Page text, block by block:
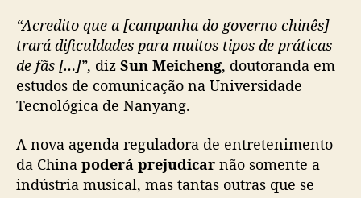
“Acredito que a [campanha do governo chinês]
trará dificuldades para muitos tipos de práticas
de fãs […]”, diz Sun Meicheng, doutoranda em
estudos de comunicação na Universidade
Tecnológica de Nanyang.
A nova agenda reguladora de entretenimento
da China poderá prejudicar não somente a
indústria musical, mas tantas outras que se